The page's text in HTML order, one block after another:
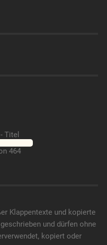
464
Klappentexte und kopierte
und dürfen ohne
kopiert oder